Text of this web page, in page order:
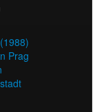
Prag